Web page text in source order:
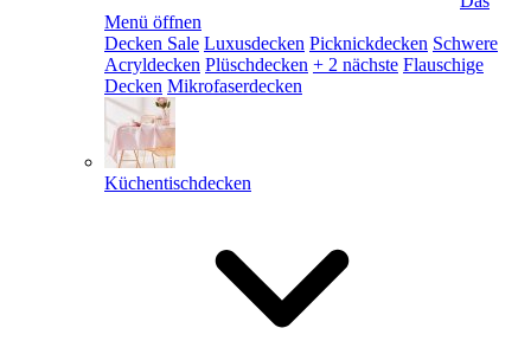
Menü öffnen
Decken Sale Luxusdecken Picknickdecken Schwere
Acryldecken Plüschdecken + 2 nächste Flauschige
Decken Mikrofaserdecken
Küchentischdecken